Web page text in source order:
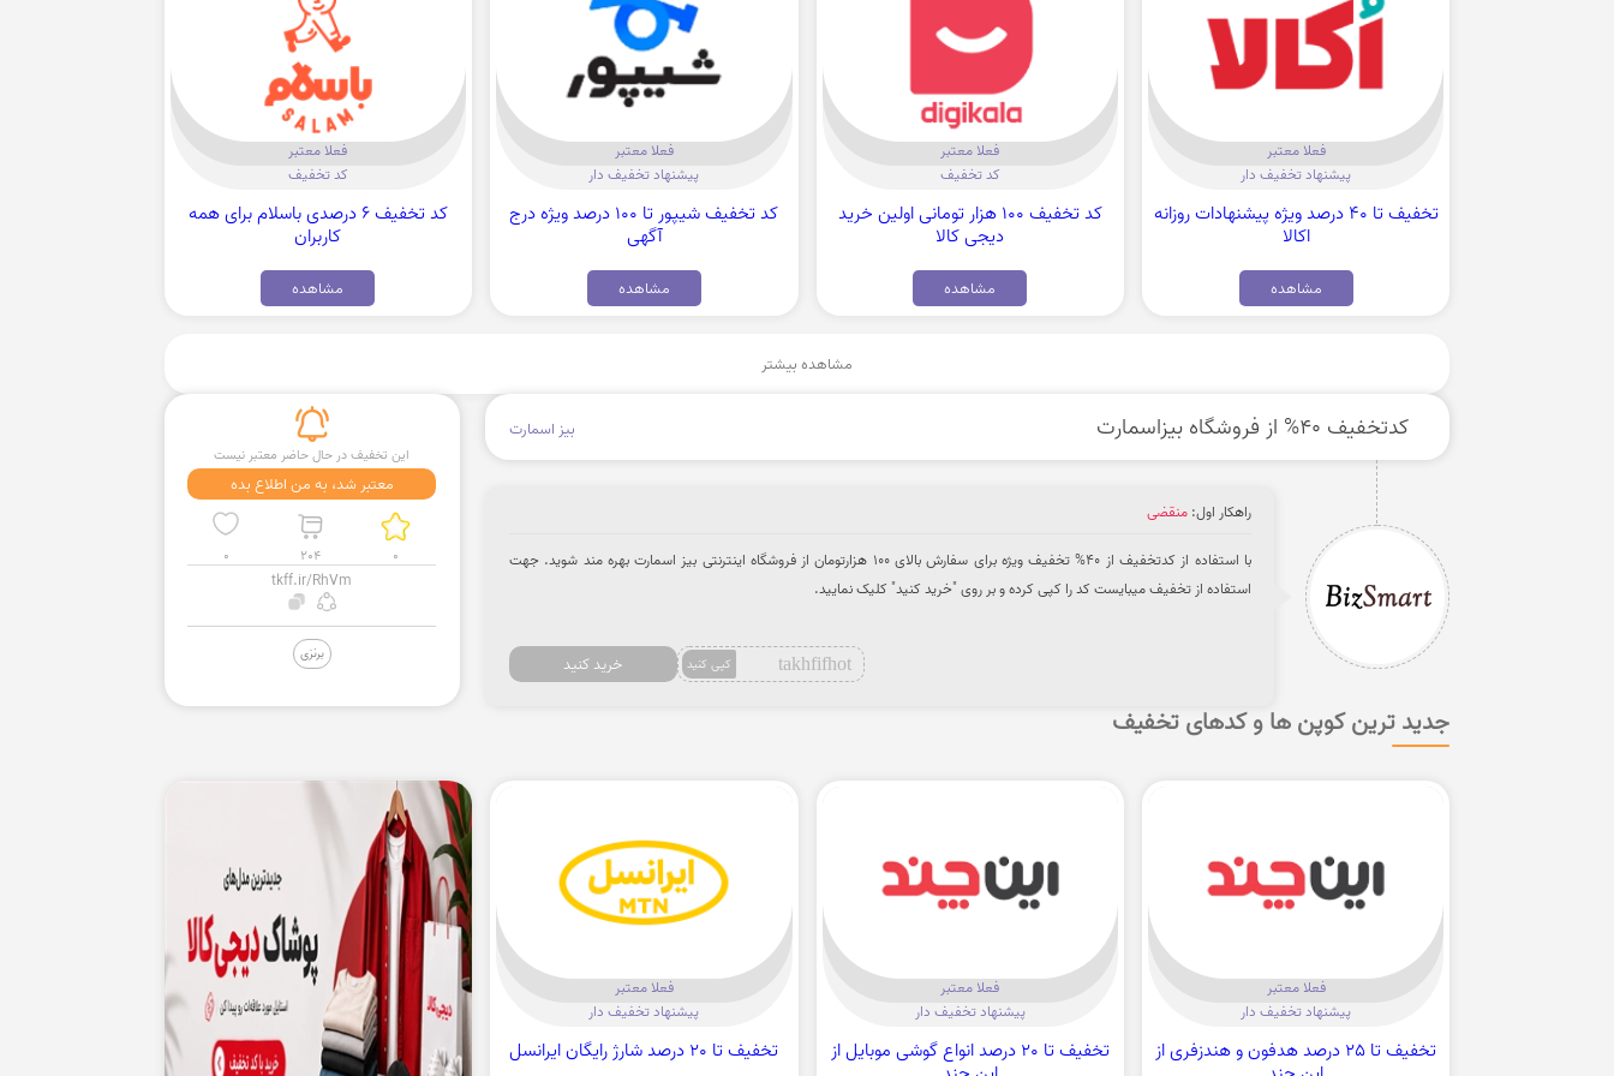
فعلا معتبر
پیشنهاد تخفیف دار
تخفیف تا 40 درصد ویژه پیشنهادات روزانه
اکالا
مشاهده
فعلا معتبر
کد تخفیف
کد تخفیف 100 هزار تومانی اولین خرید
دیجی کالا
مشاهده
فعلا معتبر
پیشنهاد تخفیف دار
کد تخفیف شیپور تا 100 درصد ویژه درج
آگهی
مشاهده
فعلا معتبر
کد تخفیف
کد تخفیف 6 درصدی باسلام برای همه
کاربران
مشاهده
مشاهده بیشتر
کدتخفیف 40% از فروشگاه بیزاسمارت بیز اسمارت
این تخفیف در حال حاضر معتبر نیست
معتبر شد، به من اطلاع بده
0 204 0
tkff.ir/RhVm
برنزی
راهکار اول:منقضی
با استفاده از کدتخفیف از 40% تخفیف ویژه برای سفارش بالای 100 هزارتومان از فروشگاه اینترنتی بیز اسمارت بهره مند شوید. جهت
استفاده از تخفیف میبایست کد را کپی کرده و بر روی "خرید کنید" کلیک نمایید.
takhfifhot کپی کنید خرید کنید
جدید ترین کوپن ها و کدهای تخفیف
فعلا معتبر
پیشنهاد تخفیف دار
تخفیف تا 25 درصد هدفون و هندزفری از
فعلا معتبر
پیشنهاد تخفیف دار
تخفیف تا 20 درصد انواع گوشی موبایل از
فعلا معتبر
پیشنهاد تخفیف دار
تخفیف تا 20 درصد شارژ رایگان ایرانسل